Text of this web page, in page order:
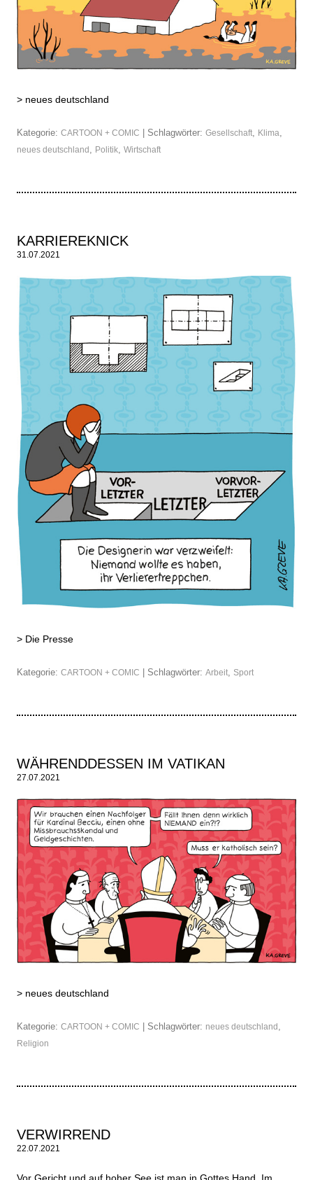
> neues deutschland
Kategorie: CARTOON + COMIC | Schlagwörter: Gesellschaft, Klima,
neues deutschland , Politik, Wirtschaft
KARRIEREKNICK
31.07.2021
> Die Presse
Kategorie: CARTOON + COMIC | Schlagwörter: Arbeit Sport
WÄHRENDDESSEN IM VATIKAN
27.07.2021
> neues deutschland
Kategorie: CARTOON + COMIC | Schlagwörter: neues deutschland
Religion
VERWIRREND
22.07.2021
Vor Gericht und auf hoher See ist man in Gottes Hand. Im